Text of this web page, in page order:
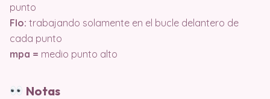
punto
Flo: trabajando solamente en el bucle delantero de
cada punto
mpa = medio punto alto
Notas